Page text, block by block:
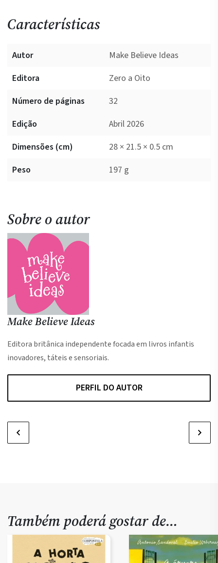
Características
Autor
Make Believe Ideas
Editora
Zero a Oito
Número de páginas
32
Edição
Abril 2026
Dimensões (cm)
28 × 21.5 × 0.5 cm
Peso
197 g
Sobre o autor
Make Believe Ideas
Editora britânica independente focada em livros infantis
inovadores, táteis e sensoriais.
PERFIL DO AUTOR
Também poderá gostar de…